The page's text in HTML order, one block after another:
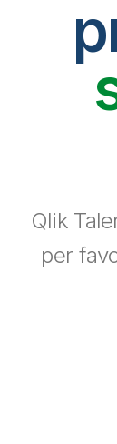
Qlik
per